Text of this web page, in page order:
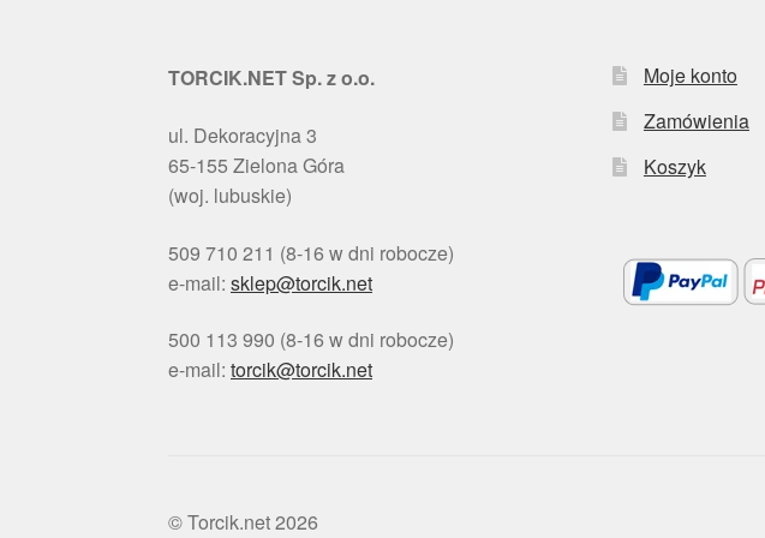
TORCIK.NET Sp. z o.o.
ul. Dekoracyjna 3
65-155 Zielona Góra
(woj. lubuskie)
509 710 211 (8-16 w dni robocze)
e-mail:sklep@torcik.net
500 113 990 (8-16 w dni robocze)
e-mail:torcik@torcik.net
Moje konto
Zamówienia
Koszyk
© Torcik.net 2026